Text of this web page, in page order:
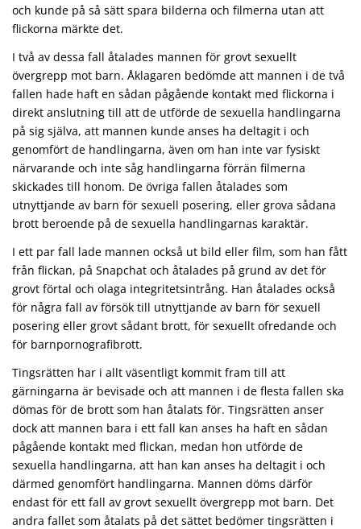
och kunde på så sätt spara bilderna och filmerna utan att
flickorna märkte det.
I två av dessa fall åtalades mannen för grovt sexuellt
övergrepp mot barn. Åklagaren bedömde att mannen i de två
fallen hade haft en sådan pågående kontakt med flickorna i
direkt anslutning till att de utförde de sexuella handlingarna
på sig själva, att mannen kunde anses ha deltagit i och
genomfört de handlingarna, även om han inte var fysiskt
närvarande och inte såg handlingarna förrän filmerna
skickades till honom. De övriga fallen åtalades som
utnyttjande av barn för sexuell posering, eller grova sådana
brott beroende på de sexuella handlingarnas karaktär.
I ett par fall lade mannen också ut bild eller film, som han fått
från flickan, på Snapchat och åtalades på grund av det för
grovt förtal och olaga integritetsintrång. Han åtalades också
för några fall av försök till utnyttjande av barn för sexuell
posering eller grovt sådant brott, för sexuellt ofredande och
för barnpornografibrott.
Tingsrätten har i allt väsentligt kommit fram till att
gärningarna är bevisade och att mannen i de flesta fallen ska
dömas för de brott som han åtalats för. Tingsrätten anser
dock att mannen bara i ett fall kan anses ha haft en sådan
pågående kontakt med flickan, medan hon utförde de
sexuella handlingarna, att han kan anses ha deltagit i och
därmed genomfört handlingarna. Mannen döms därför
endast för ett fall av grovt sexuellt övergrepp mot barn. Det
andra fallet som åtalats på det sättet bedömer tingsrätten i